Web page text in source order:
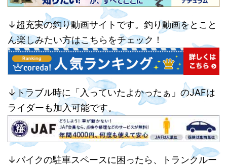
↓超充実の釣り動画サイトです。釣り動画をとこと
ん楽しみたい方はこちらをチェック！
↓トラブル時に「入っていたよかったぁ」のJAFは
ライダーも加入可能です。
↓バイクの駐車スペースに困ったら、トランクルー